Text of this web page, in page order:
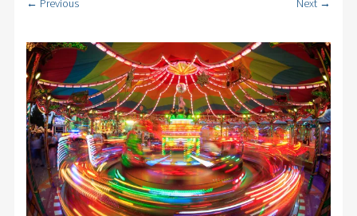
← Previous Next →